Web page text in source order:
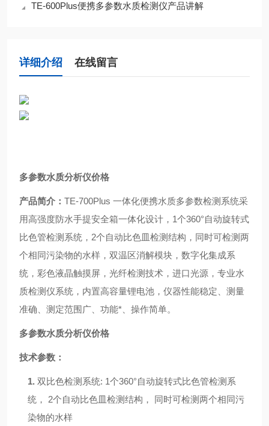
TE-600Plus便携多参数水质检测仪产品讲解
详细介绍 在线留言
多参数水质分析仪价格
产品简介： TE-700Plus 一体化便携水质多参数检测系统采
用高强度防水手提安全箱一体化设计， 1个360°自动旋转式
比色管检测系统，2个自动比色皿检测结构 ， 同时可检测两
个相同污染物的水样 ，双温区消解模块，数字化集成系
统，彩色液晶触摸屏，光纤检测技术，进口光源，专业水
质检测仪系统，内置高容量锂电池，仪器性能稳定、测量
准确、测定范围广、功能*、操作简单。
多参数水质分析仪价格
技术参数：
1. 双比色检测系统: 1个360°自动旋转式比色管检测系
统，
2个自动比色皿检测结构，
同时可检测两个相同污
染物的水样